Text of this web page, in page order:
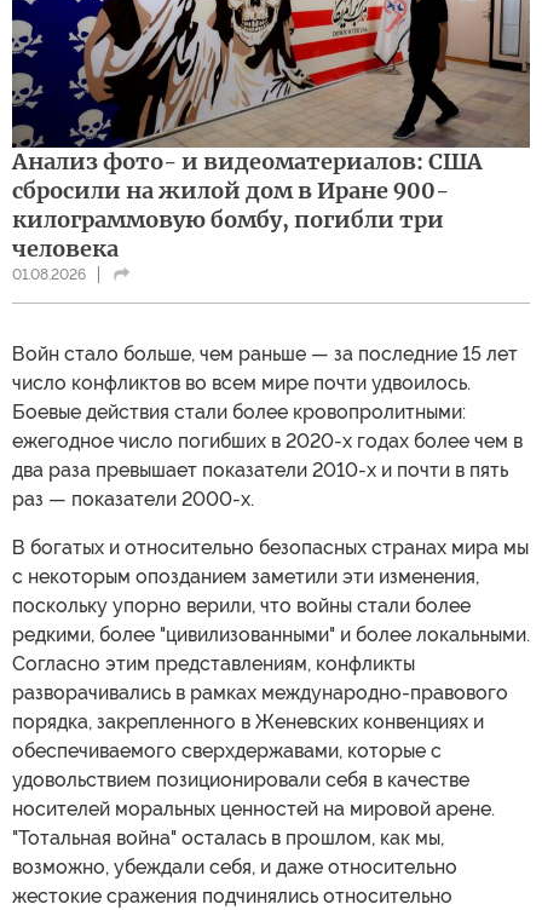
Анализ фото- и видеоматериалов: США
сбросили на жилой дом в Иране 900-
килограммовую бомбу, погибли три
человека
01.08.2026
Войн стало больше, чем раньше — за последние 15 лет
число конфликтов во всем мире почти удвоилось.
Боевые действия стали более кровопролитными:
ежегодное число погибших в 2020-х годах более чем в
два раза превышает показатели 2010-х и почти в пять
раз — показатели 2000-х.
В богатых и относительно безопасных странах мира мы
с некоторым опозданием заметили эти изменения,
поскольку упорно верили, что войны стали более
редкими, более "цивилизованными" и более локальными.
Согласно этим представлениям, конфликты
разворачивались в рамках международно-правового
порядка, закрепленного в Женевских конвенциях и
обеспечиваемого сверхдержавами, которые с
удовольствием позиционировали себя в качестве
носителей моральных ценностей на мировой арене.
"Тотальная война" осталась в прошлом, как мы,
возможно, убеждали себя, и даже относительно
жестокие сражения подчинялись относительно